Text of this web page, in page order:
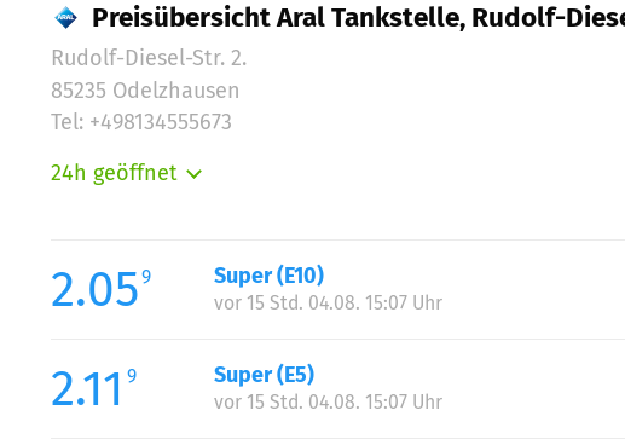
Preisübersicht Aral Tankstelle, Rudolf-
Rudolf-Diesel-Str. 2.
85235 Odelzhausen
Tel: +498134555673
24h geöffnet
Mittwoch:
Donnerstag:
Samstag:
Sonntag:
2.059 Super (E10)
vor 15 Std. 04.08. 15:07 Uhr
2.11 9 Super (E5)
vor 15 Std. 04.08. 15:07 Uhr